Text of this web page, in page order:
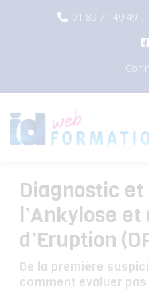
01 89 71 49 49
Diagnostic
l’Ankylose
d’Eruption
De la première
comment évaluer pas